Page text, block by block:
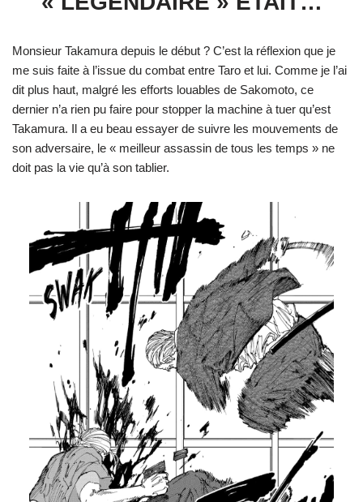
Monsieur Takamura depuis le début ? C’est la réflexion que je
me suis faite à l’issue du combat entre Taro et lui. Comme je l’ai
dit plus haut, malgré les efforts louables de Sakomoto, ce
dernier n’a rien pu faire pour stopper la machine à tuer qu’est
Takamura. Il a eu beau essayer de suivre les mouvements de
son adversaire, le « meilleur assassin de tous les temps » ne
doit pas la vie qu’à son tablier.